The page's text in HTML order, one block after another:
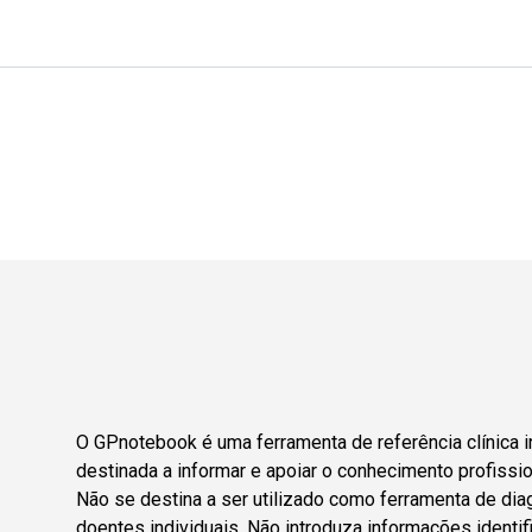
O GPnotebook é uma ferramenta de referência clínica
destinada a informar e apoiar o conhecimento
Não se destina a ser utilizado como ferramenta de